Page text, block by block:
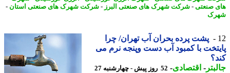
صنعتی-شرکت شهرک های صنعتی البرز -شرکت شهرک های صنعتی استان-
پشت پرده بحران آب تهران/ چرا
با کمبود آب دست وپنجه نرم می
-اقتصادی-
52 روز پیش - چهارشنبه 27